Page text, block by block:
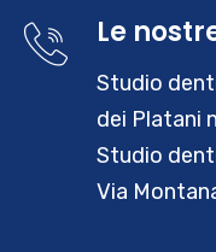
Le
Studio
dei Platani
Studio
Via